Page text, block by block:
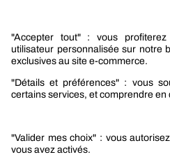
Nos produits
Sélection produits automobile
Sélection produits bâtiment
Promotions